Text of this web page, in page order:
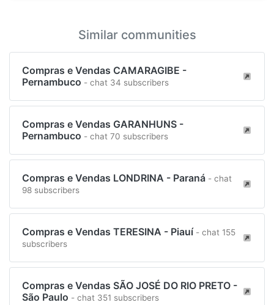
Similar communities
Compras e Vendas CAMARAGIBE -
Pernambuco - chat 34 subscribers
Compras e Vendas GARANHUNS -
Pernambuco - chat 70 subscribers
Compras e Vendas LONDRINA - Paraná - chat
98 subscribers
Compras e Vendas TERESINA - Piauí - chat 155
subscribers
Compras e Vendas SÃO JOSÉ DO RIO PRETO -
São Paulo - chat 351 subscribers